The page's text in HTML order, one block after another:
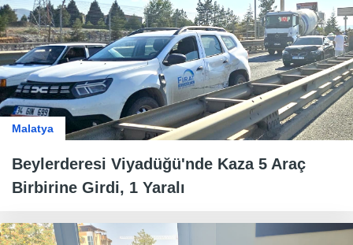
Malatya
Beylerderesi Viyadüğü'nde Kaza 5 Araç
Birbirine Girdi, 1 Yaralı